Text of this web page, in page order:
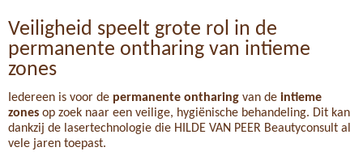
Veiligheid speelt grote rol in de
permanente ontharing van intieme
zones
Iedereen is voor de permanente ontharing van de intieme
zones op zoek naar een veilige, hygiënische behandeling. Dit kan
dankzij de lasertechnologie die HILDE VAN PEER Beautyconsult al
vele jaren toepast.